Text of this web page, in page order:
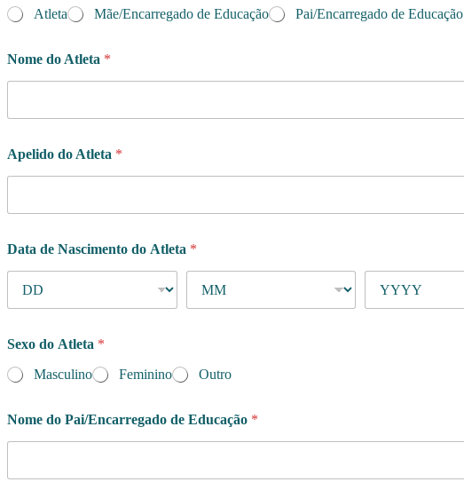
Atleta
Mãe/Encarregado de Educação Pai/Encarregado de Educação
t
l
o
b
j
t
v
Nome do Atleta *
Apelido do Atleta *
Data de Nascimento do Atleta *
Sexo do Atleta *
Masculino
Feminino Outro
Nome do Pai/Encarregado de Educação *